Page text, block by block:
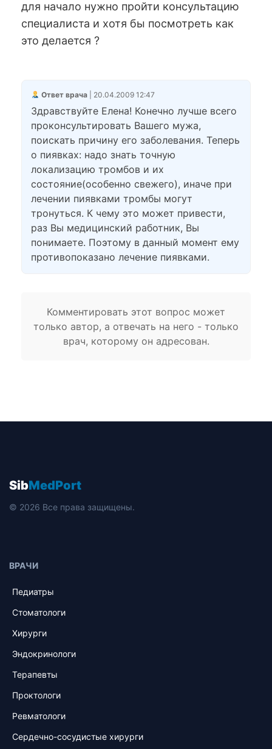
для начало нужно пройти консультацию
специалиста и хотя бы посмотреть как
это делается ?
Ответ врача| 20.04.2009 12:47
Здравствуйте Елена! Конечно лучше всего
проконсультировать Вашего мужа,
поискать причину его заболевания. Теперь
о пиявках: надо знать точную
локализацию тромбов и их
состояние(особенно свежего), иначе при
лечении пиявками тромбы могут
тронуться. К чему это может привести,
раз Вы медицинский работник, Вы
понимаете. Поэтому в данный момент ему
противопоказано лечение пиявками.
Комментировать этот вопрос может
только автор, а отвечать на него - только
врач, которому он адресован.
SibMedPort
© 2026 Все права защищены.
ВРАЧИ
Педиатры
Стоматологи
Хирурги
Эндокринологи
Терапевты
Проктологи
Ревматологи
Сердечно-сосудистые хирурги